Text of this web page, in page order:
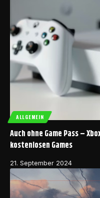
ALLGEMEIN
Auch ohne Game Pass –
kostenlosen Games
21. September 2024